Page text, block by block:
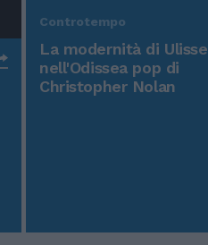
Controtempo
La modernità di Ulisse
nell'Odissea pop di
Christopher Nolan